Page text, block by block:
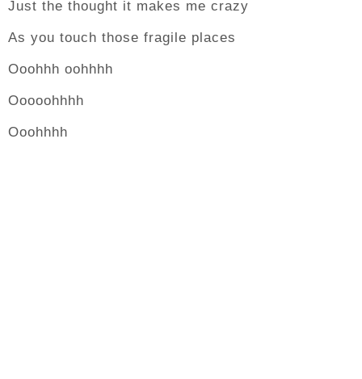
Just the thought it makes me crazy
As you touch those fragile places
Ooohhh oohhhh
Ooooohhhh
Ooohhhh